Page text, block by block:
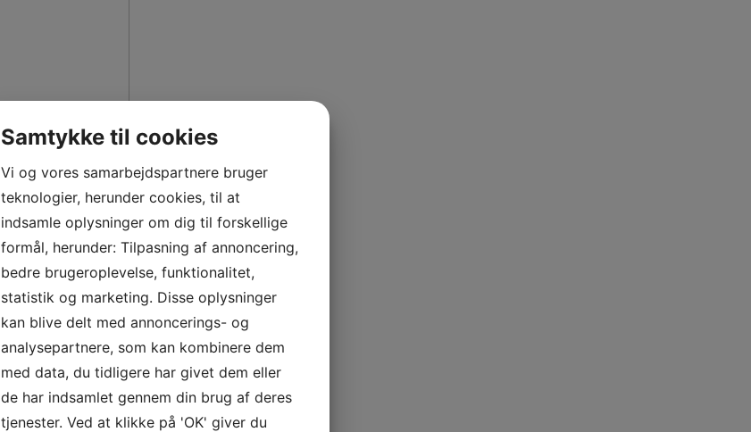
Fr
Samtykke til cookies
Vi og vores samarbejdspartnere bruger
teknologier, herunder cookies, til at
indsamle oplysninger om dig til forskellige
formål, herunder: Tilpasning af annoncering,
bedre brugeroplevelse, funktionalitet,
statistik og marketing. Disse oplysninger
kan blive delt med annoncerings- og
analysepartnere, som kan kombinere dem
med data, du tidligere har givet dem eller
de har indsamlet gennem din brug af deres
tjenester. Ved at klikke på 'OK' giver du